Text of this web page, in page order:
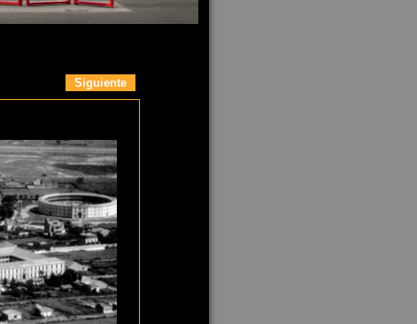
Siguiente